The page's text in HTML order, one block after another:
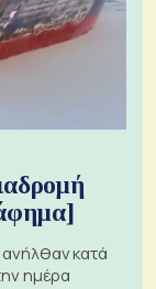
κατά
ημέρα